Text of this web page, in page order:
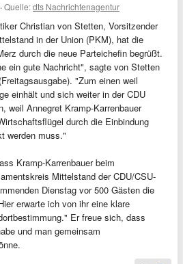
·Quelle:dts Nachrichtenagentur
Christian von Stetten, Vorsitzender
in der Union (PKM), hat die
durch die neue Parteichefin begrüßt.
ein gute Nachricht", sagte von Stetten
"Zum einen weil
einhält und sich weiter in der CDU
weil Annegret Kramp-Karrenbauer
durch die Einbindung
werden muss."
Kramp-Karrenbauer beim
Mittelstand der CDU/CSU-
Dienstag vor 500 Gästen die
erwarte ich von ihr eine klare
Er freue sich, dass
und man gemeinsam